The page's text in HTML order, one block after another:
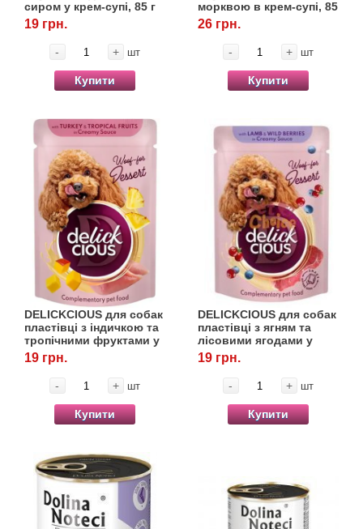
сиром у крем-супі, 85 г
19 грн.
- + шт
Купити
морквою в крем-супі, 85
г
26 грн.
- + шт
Купити
DELICKCIOUS для собак
пластівці з індичкою та
тропічними фруктами у
вершковому соусі, 80 г
19 грн.
- + шт
Купити
DELICKCIOUS для собак
пластівці з ягням та
лісовими ягодами у
вершковому соусі, 80 г
19 грн.
- + шт
Купити